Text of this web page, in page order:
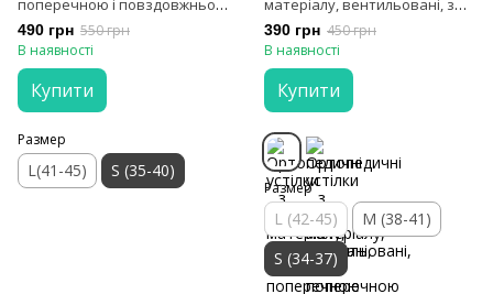
поперечною і повздовжньою
підтримкою своду стопи і
п'яти та силіконовими
вставками
490 грн 550 грн
В наявності
Купити
Размер
L(41-45) S (35-40)
матеріалу, вентильовані, з
поперечною підтримкою
своду стопи і п'яти з ефектом
пам'яті
390 грн 450 грн
В наявності
Купити
Размер
L (42-45)
M (38-41)
S (34-37)